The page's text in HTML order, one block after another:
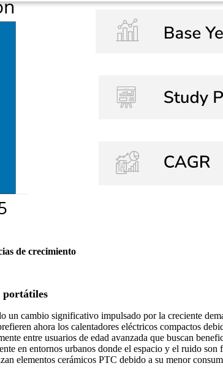
de crecimiento
portátiles
un cambio significativo impulsado por la creciente
ahora los calentadores eléctricos compactos
entre usuarios de edad avanzada que buscan
en entornos urbanos donde el espacio y el ruido
elementos cerámicos PTC debido a su menor